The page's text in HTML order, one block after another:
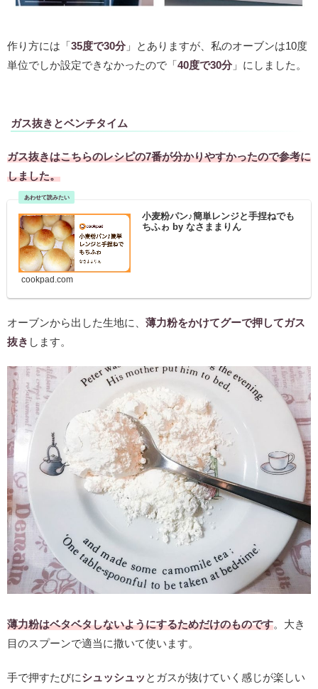
作り方には「35度で30分 」とありますが、私のオーブンは10度
単位でしか設定できなかったので「40度で30分 」にしました。
ガス抜きとベンチタイム
ガス抜きはこちらのレシピの7番が分かりやすかったので参考に
しました。
小麦粉パン♪簡単レンジと手捏ねでも
ちふゎ by なさままりん
cookpad.com
オーブンから出した生地に、 薄力粉をかけてグーで押してガス
抜き します。
薄力粉はベタベタしないようにするためだけのものです。大き
目のスプーンで適当に撒いて使います。
手で押すたびにシュッシュッ とガスが抜けていく感じが楽しい